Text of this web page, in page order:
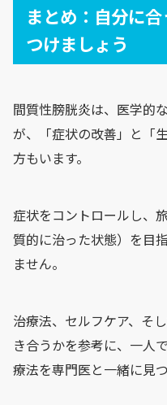
まとめ：自分に
つけましょう
間質性膀胱炎は、医学的
が、「症状の改善」と「
方もいます。
症状をコントロールし、
質的に治った状態）を目
ません。
治療法、セルフケア、そ
き合うかを参考に、一人
療法を専門医と一緒に見